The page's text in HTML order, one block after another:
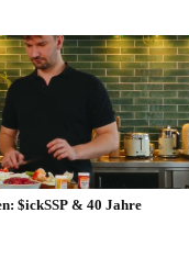
$ickSSP & 40 Jahre